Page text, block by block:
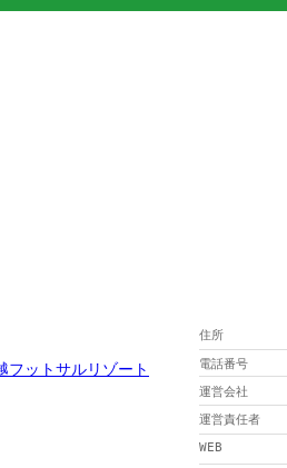
住所
電話番号
運営会社
運営責任者
WEB